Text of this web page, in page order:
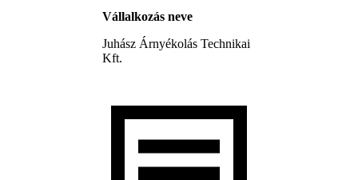
Vállalkozás neve
Juhász Árnyékolás Technikai
Kft.